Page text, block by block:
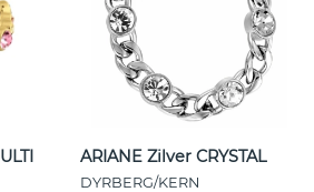
ARIANE Zilver CRYSTAL
DYRBERG/KERN